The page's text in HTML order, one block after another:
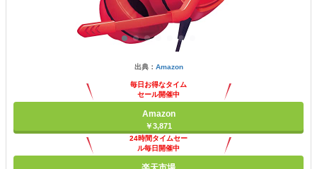
出典： Amazon
毎日お得なタイム
セール開催中
Amazon
￥3,871
24時間タイムセー
ル毎日開催中